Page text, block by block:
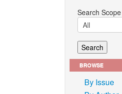
Search Scope
BROWSE
By Issue